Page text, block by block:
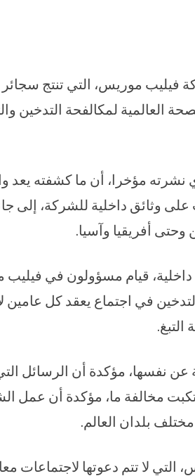
فيليب موريس، التي تنتج سجائر
العالمية لمكالفحة التدخين
نشرته مؤخرا، أن ما كشفته يعد
وحتى أفريقيا وآسيا.
قيام مسؤولون في فيليب
في اجتماع يعقد كل عامين
التبغ.
نفسها، مؤكدة أن الرسائل
مخالفة ما، مؤكدة أن عمل
بلدان العالم.
لا تتم دعوتها لاجتماعات